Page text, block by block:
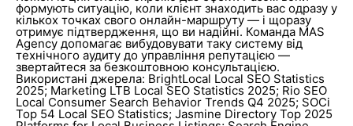
формують ситуацію, коли клієнт знаходить вас одразу у
кількох точках свого онлайн-маршруту — і щоразу
отримує підтвердження, що ви надійні. Команда MAS
Agency допомагає вибудовувати таку систему від
технічного аудиту до управління репутацією —
звертайтеся за безкоштовною консультацією.
Використані джерела: BrightLocal Local SEO Statistics
2025; Marketing LTB Local SEO Statistics 2025; Rio SEO
Local Consumer Search Behavior Trends Q4 2025; SOCi
Top 54 Local SEO Statistics; Jasmine Directory Top 2025